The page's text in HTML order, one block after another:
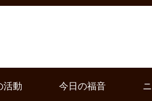
活動 今日の福音